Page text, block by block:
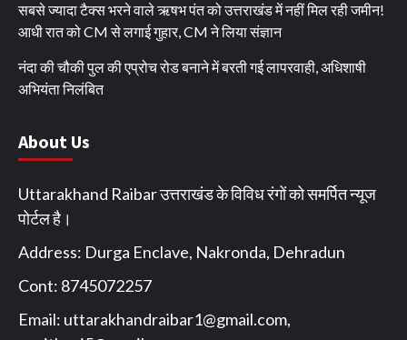
सबसे ज्यादा टैक्स भरने वाले ऋषभ पंत को उत्तराखंड में नहीं मिल रही जमीन!
आधी रात को CM से लगाई गुहार, CM ने लिया संज्ञान
नंदा की चौकी पुल की एप्रोच रोड बनाने में बरती गई लापरवाही, अधिशाषी
अभियंता निलंबित
About Us
Uttarakhand Raibar उत्तराखंड के विविध रंगों को समर्पित न्यूज
पोर्टल है।
Address: Durga Enclave, Nakronda, Dehradun
Cont: 8745072257
Email: uttarakhandraibar1@gmail.com,